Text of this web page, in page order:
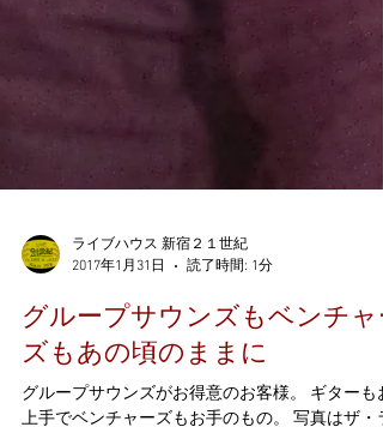
ライブハウス 新宿２１世紀
2017年1月31日
読了時間: 1分
グループサウンズもベンチャ
ズもあの頃のままに